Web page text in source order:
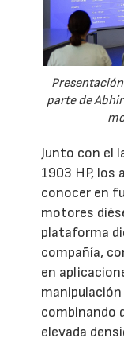
parte de
Junto con el
1903 HP,
conocer en
motores
plataforma
compañía,
en
combinando
elevada